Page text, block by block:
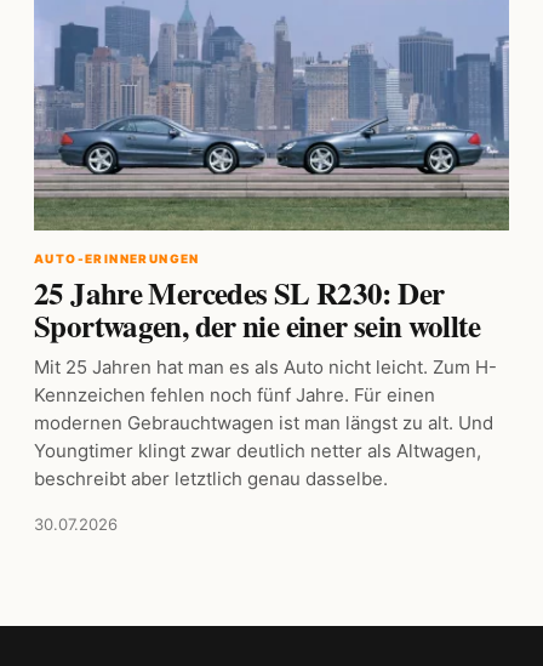
AUTO-ERINNERUNGEN
25 Jahre Mercedes SL R230: Der
Sportwagen, der nie einer sein wollte
Mit 25 Jahren hat man es als Auto nicht leicht. Zum H-
Kennzeichen fehlen noch fünf Jahre. Für einen
modernen Gebrauchtwagen ist man längst zu alt. Und
Youngtimer klingt zwar deutlich netter als Altwagen,
beschreibt aber letztlich genau dasselbe.
30.07.2026